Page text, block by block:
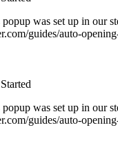
was set up in our
guides/auto-
was set up in our
guides/auto-